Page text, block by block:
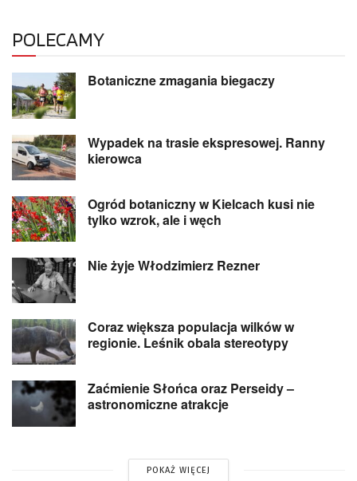
POLECAMY
Botaniczne zmagania biegaczy
Wypadek na trasie ekspresowej. Ranny
kierowca
Ogród botaniczny w Kielcach kusi nie
tylko wzrok, ale i węch
Nie żyje Włodzimierz Rezner
Coraz większa populacja wilków w
regionie. Leśnik obala stereotypy
Zaćmienie Słońca oraz Perseidy –
astronomiczne atrakcje
POKAŻ WIĘCEJ